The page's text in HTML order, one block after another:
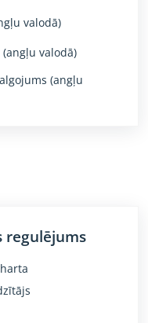
valodā)
valodā)
(angļu
regulējums